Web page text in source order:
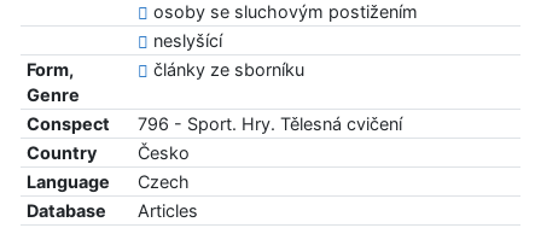
osoby se sluchovým postižením
neslyšící
Form,
Genre
články ze sborníku
Conspect
796 - Sport. Hry. Tělesná cvičení
Country
Česko
Language
Czech
Database
Articles